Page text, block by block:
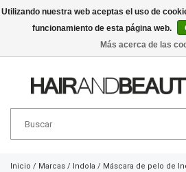
Inicio / Marcas / Indola / Máscara de pelo de
Utilizando nuestra web aceptas el uso de
funcionamiento de esta página web.
Más acerca de las